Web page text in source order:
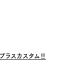
ラスカスタム‼